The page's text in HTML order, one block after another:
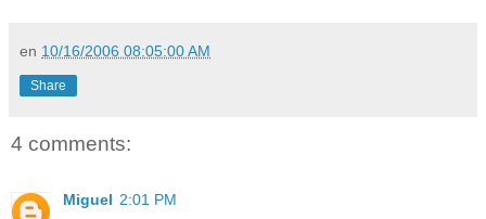
en 10/16/2006 08:05:00 AM
Share
4 comments:
Miguel 2:01 PM